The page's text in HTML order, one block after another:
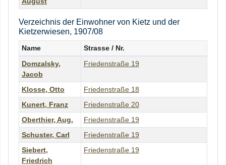
Verzeichnis der Einwohner von Kietz und der
Kietzerwiesen, 1907/08
Name
Strasse / Nr.
Domzalsky,
Jacob
Friedenstraße 19
Klosse, Otto
Friedenstraße 18
Kunert, Franz
Friedenstraße 20
Oberthier, Aug.
Friedenstraße 19
Schuster, Carl
Friedenstraße 19
Siebert,
Friedrich
Friedenstraße 19